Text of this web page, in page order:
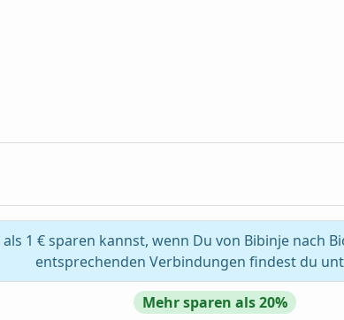
1 € sparen kannst, wenn Du von Bibinje nach
entsprechenden Verbindungen findest du
Mehr sparen als 20%